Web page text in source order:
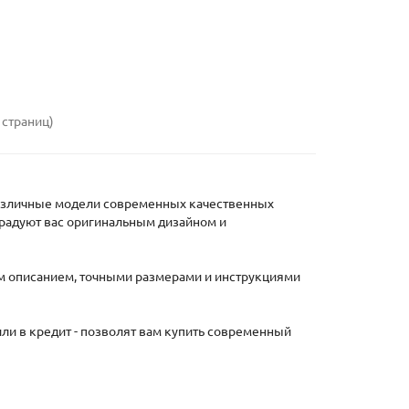
модели современных качественных
вас оригинальным дизайном и
точными размерами и инструкциями
в кредит - позволят вам купить современный